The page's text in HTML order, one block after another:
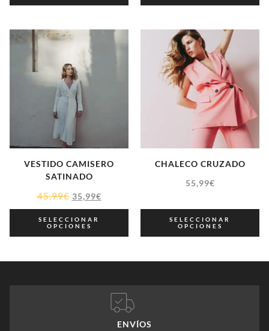
VESTIDO CAMISERO
SATINADO
45,99€ 35,99€
SELECCIONAR
OPCIONES
CHALECO CRUZADO
55,99€
SELECCIONAR
OPCIONES
ENVÍOS